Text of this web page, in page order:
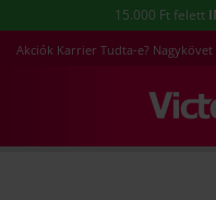
15.000 Ft felett
Akciók Karrier Tudta-e?